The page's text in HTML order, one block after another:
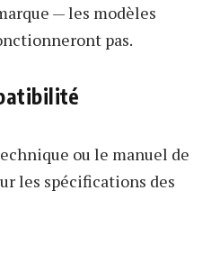
— les modèles
pas.
ou le manuel de
les spécifications des